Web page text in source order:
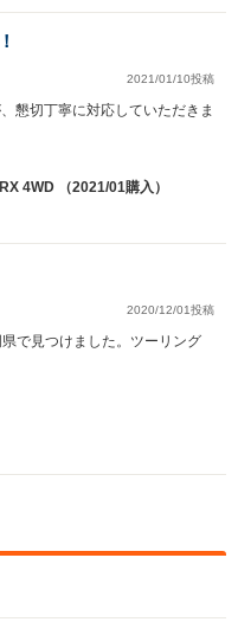
2021/01/10投稿
懇切丁寧に対応していただきま
4WD （2021/01購入）
2020/12/01投稿
で見つけました。ツーリング